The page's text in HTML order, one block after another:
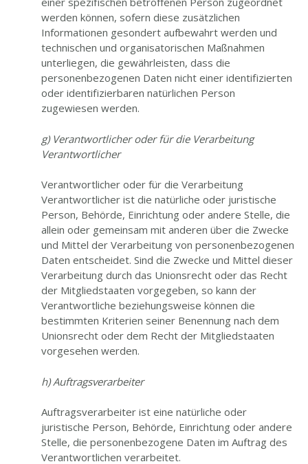
werden können, sofern diese zusätzlichen
Informationen gesondert aufbewahrt werden und
technischen und organisatorischen Maßnahmen
unterliegen, die gewährleisten, dass die
personenbezogenen Daten nicht einer identifizierten
oder identifizierbaren natürlichen Person
zugewiesen werden.
g) Verantwortlicher oder für die Verarbeitung
Verantwortlicher
Verantwortlicher oder für die Verarbeitung
Verantwortlicher ist die natürliche oder juristische
Person, Behörde, Einrichtung oder andere Stelle, die
allein oder gemeinsam mit anderen über die Zwecke
und Mittel der Verarbeitung von personenbezogenen
Daten entscheidet. Sind die Zwecke und Mittel dieser
Verarbeitung durch das Unionsrecht oder das Recht
der Mitgliedstaaten vorgegeben, so kann der
Verantwortliche beziehungsweise können die
bestimmten Kriterien seiner Benennung nach dem
Unionsrecht oder dem Recht der Mitgliedstaaten
vorgesehen werden.
h) Auftragsverarbeiter
Auftragsverarbeiter ist eine natürliche oder
juristische Person, Behörde, Einrichtung oder andere
Stelle, die personenbezogene Daten im Auftrag des
Verantwortlichen verarbeitet.